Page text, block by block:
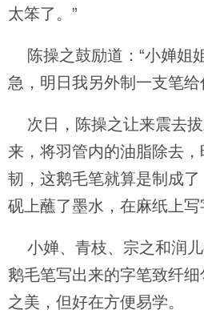
太笨了。”
陈操之鼓励道：“小婵姐
急，明日我另外制一支笔给
次日，陈操之让来震去
来，将羽管内的油脂除去
韧，这鹅毛笔就算是制成
砚上蘸了墨水，在麻纸上
小婵、青枝、宗之和润
鹅毛笔写出来的字笔致纤
之美，但好在方便易学。